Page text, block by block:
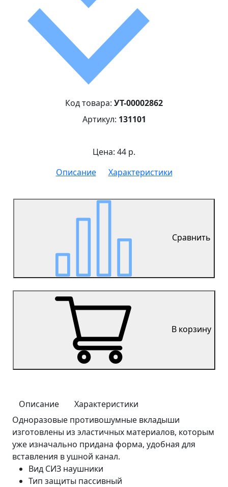
Код товара: УТ-00002862
Артикул: 131101
Цена: 44 р.
Описание
Характеристики
Сравнить
В корзину
Описание
Характеристики
Одноразовые противошумные вкладыши
изготовлены из эластичных материалов, которым
уже изначально придана форма, удобная для
вставления в ушной канал.
Вид СИЗ наушники
Тип защиты пассивный